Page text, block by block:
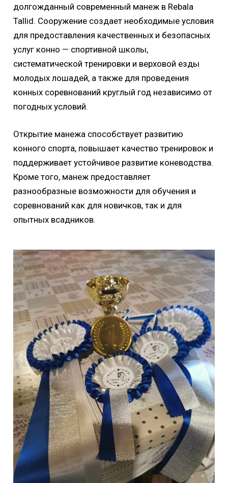
долгожданный современный манеж в Rebala
Tallid. Сооружение создает необходимые условия
для предоставления качественных и безопасных
услуг конно — спортивной школы,
систематической тренировки и верховой езды
молодых лошадей, а также для проведения
конных соревнований круглый год независимо от
погодных условий.
Открытие манежа способствует развитию
конного спорта, повышает качество тренировок и
поддерживает устойчивое развитие коневодства.
Кроме того, манеж предоставляет
разнообразные возможности для обучения и
соревнований как для новичков, так и для
опытных всадников.